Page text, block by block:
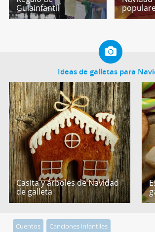
Guiainfantil
Ideas de galletas para
Casita y árboles de Navidad
de galleta
Cuentos Canciones infantiles